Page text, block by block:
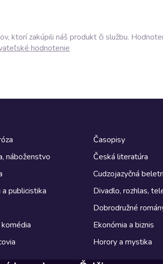
ktorí zakúpili náš produkt či službu.
hodnotenie
náboženstvo
publicistika
Časopisy
Česká literatúra
Cudzojazyčná
Divadlo, rozhlas,
Dobrodružné
Ekonómia a biznis
Horory a mystika